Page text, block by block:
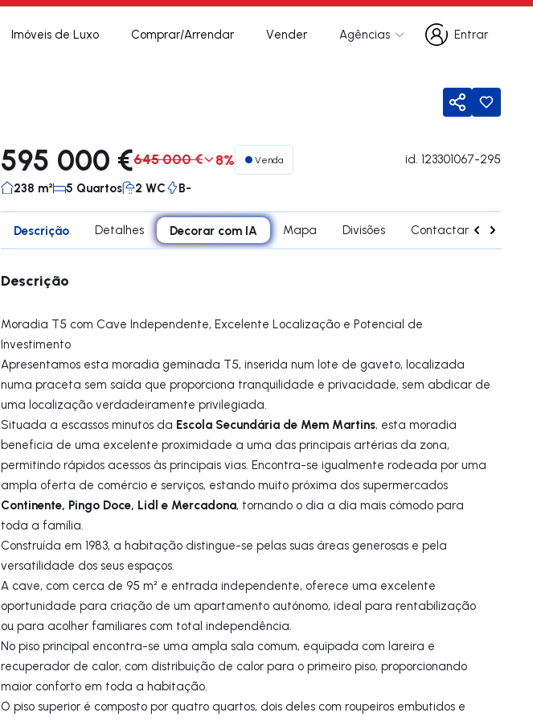
Imóveis de Luxo Comprar/Arrendar Vender Agências
Entrar
Entrar
Partilhar
595 000 €645 000 € 8% Venda id. 123301067-295
238 m² 5 Quartos 2 WC B-
Descrição Detalhes Decorar com IA Mapa Divisões Contactar agente
Descrição
Moradia T5 com Cave Independente, Excelente Localização e Potencial de
Investimento
Apresentamos esta moradia geminada T5, inserida num lote de gaveto, localizada
numa praceta sem saída que proporciona tranquilidade e privacidade, sem abdicar de
uma localização verdadeiramente privilegiada.
Situada a escassos minutos da Escola Secundária de Mem Martins, esta moradia
beneficia de uma excelente proximidade a uma das principais artérias da zona,
permitindo rápidos acessos às principais vias. Encontra-se igualmente rodeada por uma
ampla oferta de comércio e serviços, estando muito próxima dos supermercados
Continente, Pingo Doce, Lidl e Mercadona, tornando o dia a dia mais cómodo para
toda a família.
Construída em 1983, a habitação distingue-se pelas suas áreas generosas e pela
versatilidade dos seus espaços.
A cave, com cerca de 95 m² e entrada independente, oferece uma excelente
oportunidade para criação de um apartamento autónomo, ideal para rentabilização
ou para acolher familiares com total independência.
No piso principal encontra-se uma ampla sala comum, equipada com lareira e
recuperador de calor, com distribuição de calor para o primeiro piso, proporcionando
maior conforto em toda a habitação.
O piso superior é composto por quatro quartos, dois deles com roupeiros embutidos e